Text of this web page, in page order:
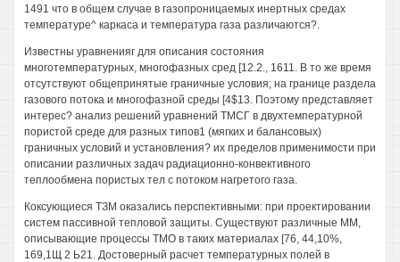
1491 что в общем случае в газопроницаемых инертных средах
температуре^ каркаса и температура газа различаются?.
Известны уравненияг для описания состояния
многотемпературных, многофазных сред [12.2., 1611. В то же время
отсутствуют общепринятые граничные условия; на границе раздела
газового потока и многофазной среды [4$13. Поэтому представляет
интерес? анализ решений уравнений ТМСГ в двухтемпературной
пористой среде для разных типов1 (мягких и балансовых)
граничных условий и установления? их пределов применимости при
описании различных задач радиационно-конвективного
теплообмена пористых тел с потоком нагретого газа.
Коксующиеся ТЗМ оказались перспективными: при проектировании
систем пассивной тепловой защиты. Существуют различные ММ,
описывающие процессы ТМО в таких материалах [76, 44,10%,
169,1Щ 2 Ь21. Достоверный расчет температурных полей в